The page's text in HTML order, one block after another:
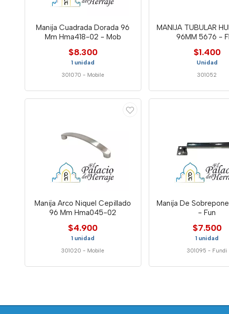
Manija Cuadrada Dorada 96
Mm Hma418-02 - Mob
$8.300
1 unidad
301070 - Mobile
MANIJA TUBULAR
96MM 5676 -
$1.400
Unidad
301052
Manija Arco Niquel Cepillado
96 Mm Hma045-02
$4.900
1 unidad
301020 - Mobile
Manija De
- Fun
$7.500
1 unidad
301095 - Fundi